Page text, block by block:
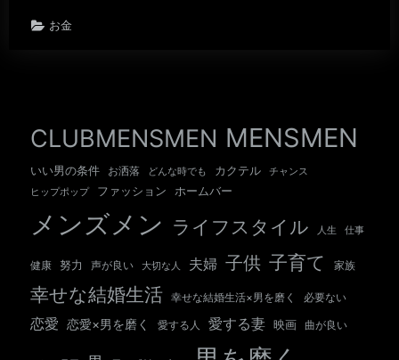
お金
CLUBMENSMEN MENSMEN
いい男の条件 お洒落 どんな時でも カクテル チャンス
ヒップポップ ファッション ホームバー
メンズメン ライフスタイル 人生 仕事
健康 努力 声が良い 大切な人 夫婦 子供 子育て 家族
幸せな結婚生活 幸せな結婚生活×男を磨く 必要ない
恋愛 恋愛×男を磨く 愛する人 愛する妻 映画 曲が良い